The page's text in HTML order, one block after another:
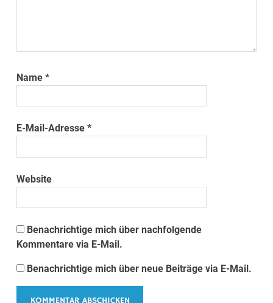
Name*
E-Mail-Adresse*
Website
Benachrichtige mich über nachfolgende
Kommentare via E-Mail.
Benachrichtige mich über neue Beiträge via E-Mail.